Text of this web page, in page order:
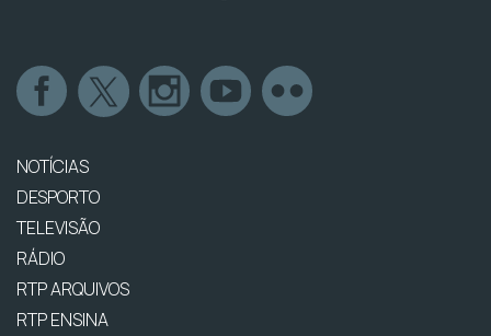
NOTÍCIAS
DESPORTO
TELEVISÃO
RÁDIO
RTP ARQUIVOS
RTP ENSINA